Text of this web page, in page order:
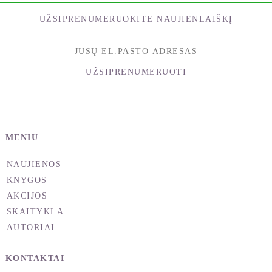
šio pasaulio sielų, todėl jų kviestis iš toli nereikės.
Pasiųsk mintį, džiugų pasveikinimą ar prašymą, ir
jie susidomės tavimi.
vertybių suvokimas ir ego diktuojami tikslai. Jie
nesitikėdami
vibruoja labai aukštu dažniu, ir tik panorėjus,
UŽSIPRENUMERUOKITE NAUJIENLAIŠKĮ
UŽSIPRENUMERUOTI
MENIU
NAUJIENOS
KNYGOS
AKCIJOS
SKAITYKLA
AUTORIAI
KONTAKTAI